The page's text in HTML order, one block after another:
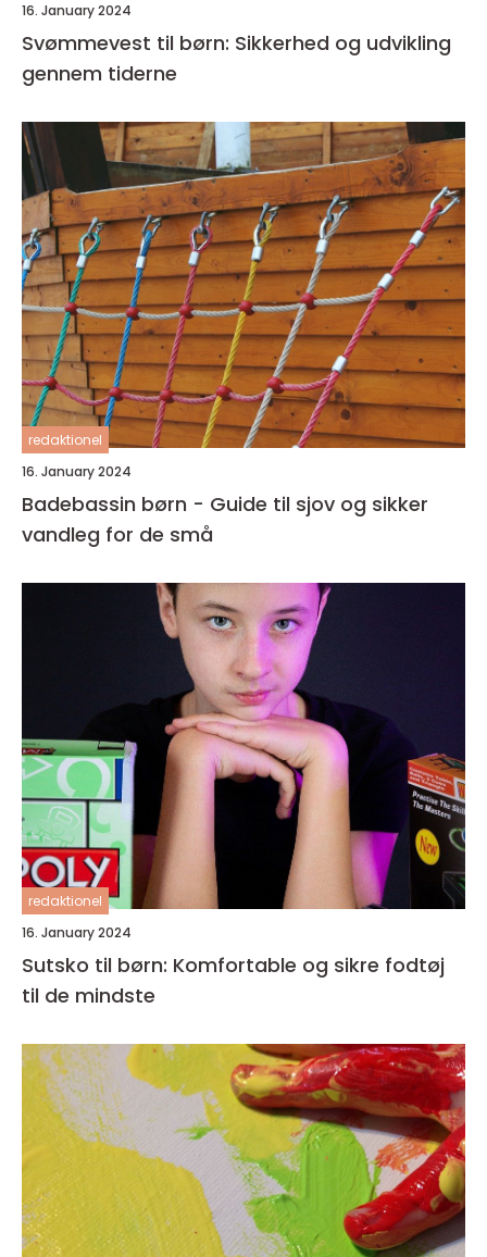
16. January 2024
Svømmevest til børn: Sikkerhed og udvikling
gennem tiderne
redaktionel
16. January 2024
Badebassin børn - Guide til sjov og sikker
vandleg for de små
redaktionel
16. January 2024
Sutsko til børn: Komfortable og sikre fodtøj
til de mindste